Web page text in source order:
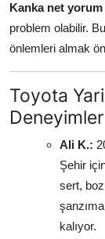
Kanka net yorum
problem olabilir.
önlemleri almak
Toyota
Deneyimler
Ali K.:
Şehir
sert,
kalıyor.